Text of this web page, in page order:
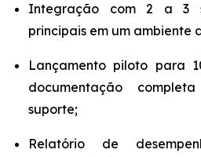
Integração com 2 a 3
principais em um ambiente
Lançamento piloto para
documentação
suporte;
Relatório de